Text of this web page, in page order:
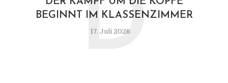
BEGINNT IM KLASSENZIMMER
17. Juli 2026
D